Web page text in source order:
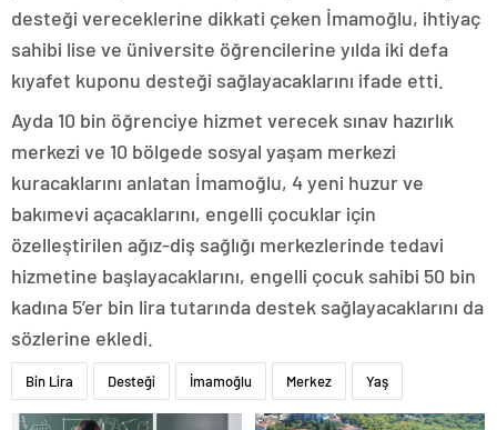
desteği vereceklerine dikkati çeken İmamoğlu, ihtiyaç
sahibi lise ve üniversite öğrencilerine yılda iki defa
kıyafet kuponu desteği sağlayacaklarını ifade etti.
Ayda 10 bin öğrenciye hizmet verecek sınav hazırlık
merkezi ve 10 bölgede sosyal yaşam merkezi
kuracaklarını anlatan İmamoğlu, 4 yeni huzur ve
bakımevi açacaklarını, engelli çocuklar için
özelleştirilen ağız-diş sağlığı merkezlerinde tedavi
hizmetine başlayacaklarını, engelli çocuk sahibi 50 bin
kadına 5’er bin lira tutarında destek sağlayacaklarını da
sözlerine ekledi.
Bin Lira Desteği İmamoğlu Merkez Yaş